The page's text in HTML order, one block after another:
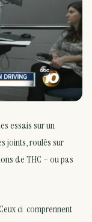
essais sur un
joints, roulés sur
de THC – ou pas
ci comprennent